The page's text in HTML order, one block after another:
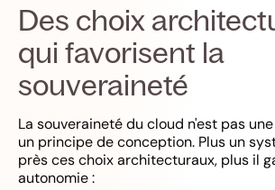
Des choix
qui favorisent la
souveraineté
La souveraineté du cloud n'est pas
un principe de conception. Plus un
près ces choix architecturaux, plus il
autonomie :